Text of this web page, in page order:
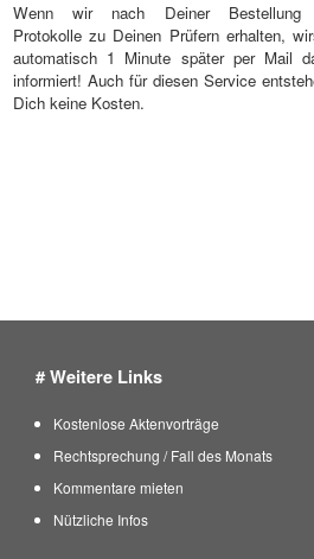
Wenn wir nach Deiner Bestellung
Protokolle zu Deinen Prüfern erhalten,
automatisch 1 Minute später per Mail
informiert! Auch für diesen Service
Dich keine Kosten.
# Weitere Links
Kostenlose Aktenvorträge
Rechtsprechung / Fall des Monats
Kommentare mieten
Nützliche Infos